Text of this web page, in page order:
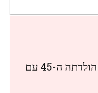
מגהן מרקל חוגגת את יום הולדתה ה-45 עם